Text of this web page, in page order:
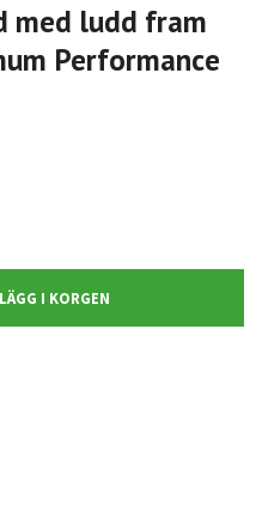
med ludd fram
Performance
LÄGG I KORGEN